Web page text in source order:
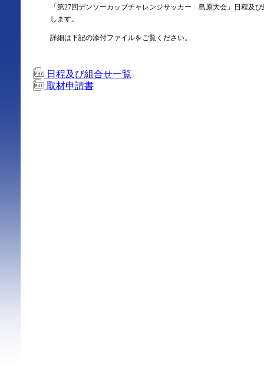
「第27回デンソーカップチャレンジサッカー 島原大会」日程及
します。
詳細は下記の添付ファイルをご覧ください。
日程及び組合せ一覧
取材申請書